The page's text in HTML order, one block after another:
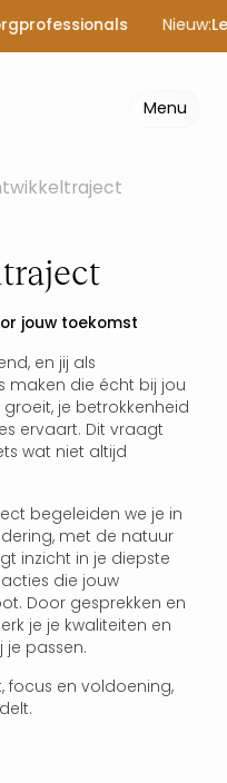
Nieuw:
Menu
jouw toekomst
en jij als
maken die écht bij jou
je betrokkenheid
ervaart. Dit vraagt
wat niet altijd
begeleiden we je in
met de natuur
inzicht in je diepste
die jouw
Door gesprekken en
je je kwaliteiten en
je passen.
focus en voldoening,